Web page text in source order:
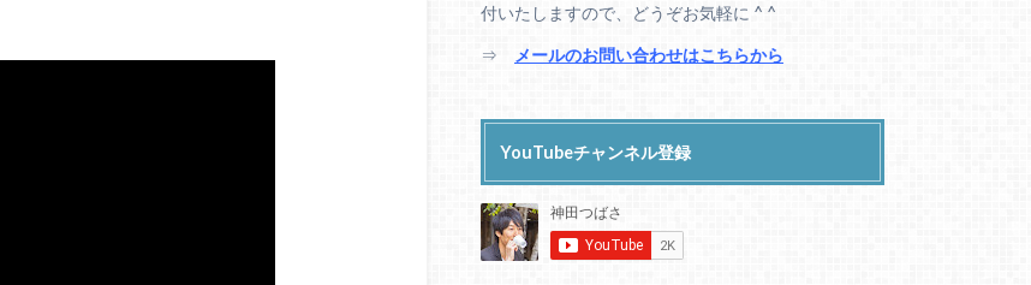
付いたしますので、どうぞお気軽に ^ ^
⇒ メールのお問い合わせはこちらから
YouTubeチャンネル登録